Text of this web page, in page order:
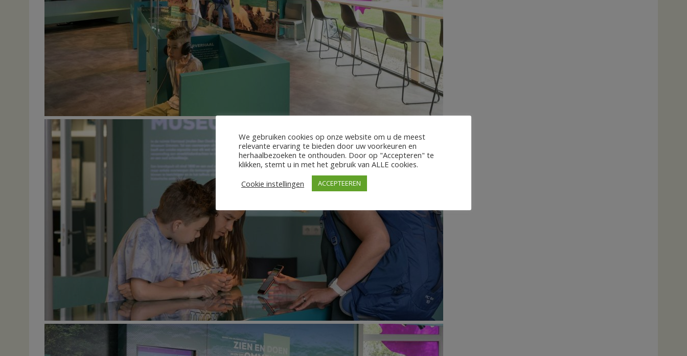
We gebruiken cookies op onze website om u de meest
relevante ervaring te bieden door uw voorkeuren en
herhaalbezoeken te onthouden. Door op "Accepteren" te
klikken, stemt u in met het gebruik van ALLE cookies.
Cookie instellingen
ACCEPTEEREN